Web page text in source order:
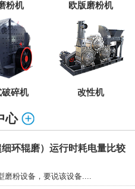
粉机 欧版磨粉机
破碎机 改性机
心
环辊磨）运行时耗电量比较
磨粉设备，要说该设备....